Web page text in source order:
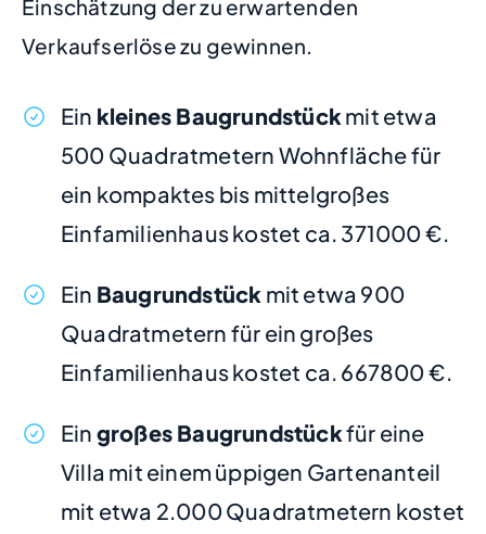
Einschätzung der zu erwartenden
Verkaufserlöse zu gewinnen.
Ein kleines Baugrundstückmit etwa
500 Quadratmetern Wohnfläche für
ein kompaktes bis mittelgroßes
Einfamilienhaus kostet ca. 371000 €.
Ein Baugrundstück mit etwa 900
Quadratmetern für ein großes
Einfamilienhaus kostet ca. 667800 €.
Ein großes Baugrundstückfür eine
Villa mit einem üppigen Gartenanteil
mit etwa 2.000 Quadratmetern kostet